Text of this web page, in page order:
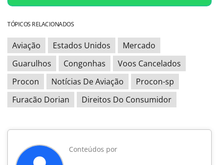
TÓPICOS RELACIONADOS
Aviação Estados Unidos
Mercado
Guarulhos
Congonhas
Voos Cancelados
Procon
Notícias De Aviação
Procon-sp
Furacão Dorian
Direitos Do Consumidor
Conteúdos por